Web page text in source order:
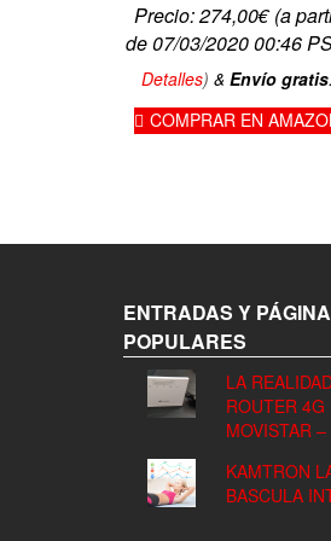
Precio:274,00€(a
de 07/03/2020 00:46
Detalles) & Envío gratis.
COMPRAR EN
ENTRADAS Y
POPULARES
LA
ROUTER 4G
MOVISTAR
KAMTRON
BASCULA